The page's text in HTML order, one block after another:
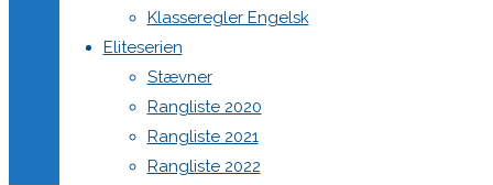
Klasseregler Engelsk
Eliteserien
Stævner
Rangliste 2020
Rangliste 2021
Rangliste 2022
pixels
North MH-6 fok i fin kapsejlads-stand sælges
Botnia 1987 DEN 613
Log ind
Indlægsfeed
Kommentarfeed
WordPress.org